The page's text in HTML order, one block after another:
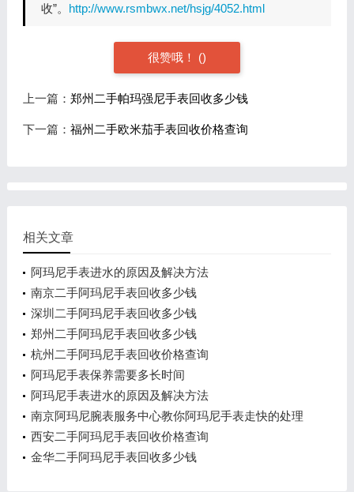
收”。 http://www.rsmbwx.net/hsjg/4052.html
很赞哦！ ()
上一篇： 郑州二手帕玛强尼手表回收多少钱
下一篇： 福州二手欧米茄手表回收价格查询
相关文章
阿玛尼手表进水的原因及解决方法
南京二手阿玛尼手表回收多少钱
深圳二手阿玛尼手表回收多少钱
郑州二手阿玛尼手表回收多少钱
杭州二手阿玛尼手表回收价格查询
阿玛尼手表保养需要多长时间
阿玛尼手表进水的原因及解决方法
南京阿玛尼腕表服务中心教你阿玛尼手表走快的处理
方法
西安二手阿玛尼手表回收价格查询
金华二手阿玛尼手表回收多少钱